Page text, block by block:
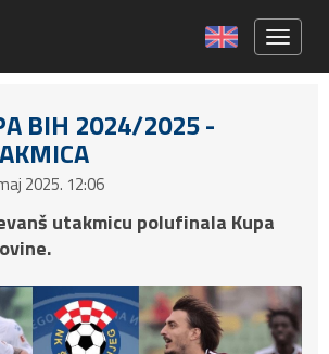
BIH 2024/2025 -
2025. 12:06
utakmicu polufinala Kupa